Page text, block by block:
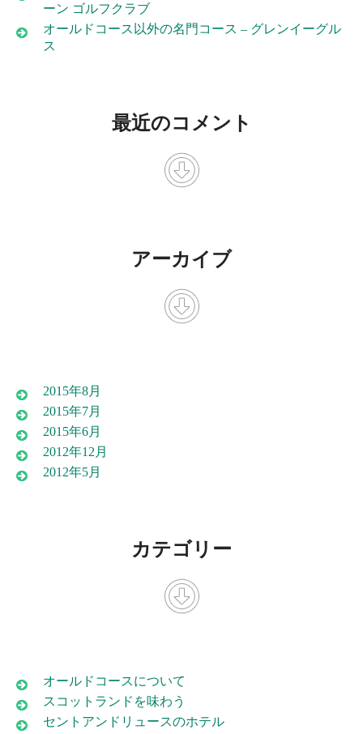
ーン ゴルフクラブ
オールドコース以外の名門コース – グレンイーグル
ス
最近のコメント
アーカイブ
2015年8月
2015年7月
2015年6月
2012年12月
2012年5月
カテゴリー
オールドコースについて
スコットランドを味わう
セントアンドリュースのホテル